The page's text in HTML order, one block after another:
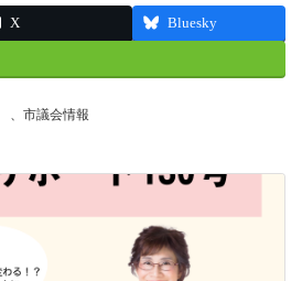
X Bluesky
市議会情報